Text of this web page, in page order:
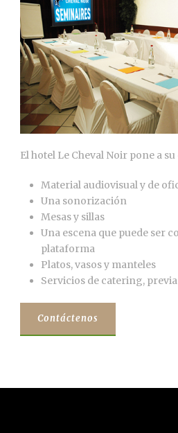
El hotel Le Cheval Noir pone a
Material audiovisual y de
Una sonorización
Mesas y sillas
Una escena que puede ser
plataforma
Platos, vasos y manteles
Servicios de catering,
Contáctenos